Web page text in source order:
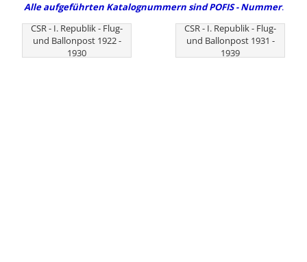
Alle aufgeführten Katalognummern sind POFIS - Nummer.
CSR - I. Republik - Flug-
und Ballonpost 1922 -
1930
CSR - I. Republik - Flug-
und Ballonpost 1931 -
1939